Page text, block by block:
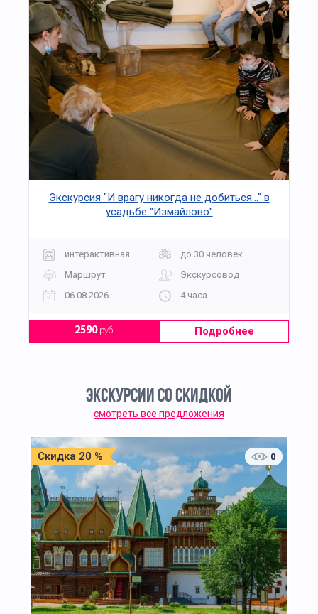
Экскурсия "И врагу никогда не добиться..." в
усадьбе "Измайлово"
интерактивная
до 30 человек
Маршрут
Экскурсовод
06.08.2026
4 часа
2590руб. Подробнее
ЭКСКУРСИИ СО СКИДКОЙ
смотреть все предложения
Скидка 20 % 0